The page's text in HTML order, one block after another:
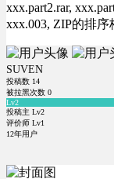
xxx.part2.rar,
xxx.003, ZIP的排序
SUVEN
投稿数 14
被拉黑次数 0
Lv2
投稿主 Lv2
评价师 Lv1
12年用户